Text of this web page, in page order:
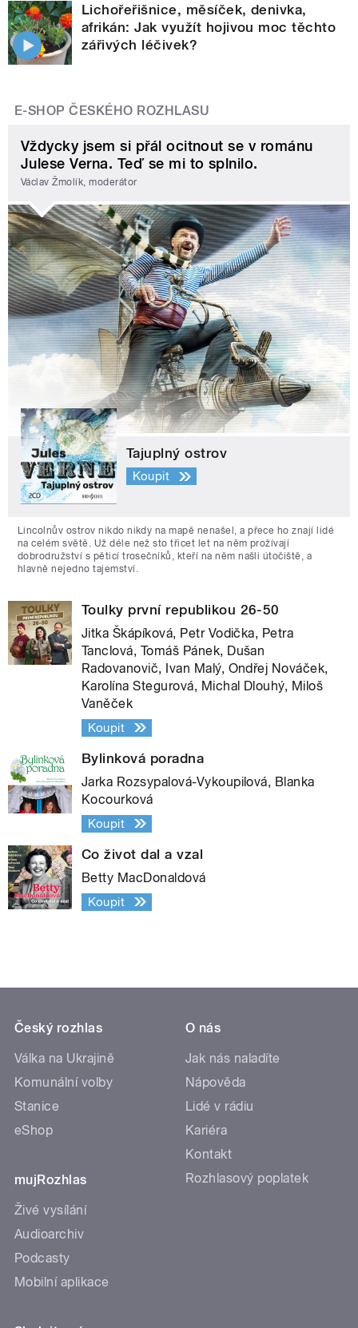
Lichořeřišnice, měsíček, denivka,
afrikán: Jak využít hojivou moc těchto
zářivých léčivek?
E-SHOP ČESKÉHO ROZHLASU
Vždycky jsem si přál ocitnout se v románu
Julese Verna. Teď se mi to splnilo.
Václav Žmolík, moderátor
Tajuplný ostrov
Koupit
Lincolnův ostrov nikdo nikdy na mapě nenašel, a přece ho znají lidé
na celém světě. Už déle než sto třicet let na něm prožívají
dobrodružství s pěticí trosečníků, kteří na něm našli útočiště, a
hlavně nejedno tajemství.
Toulky první republikou 26-50
Jitka Škápíková, Petr Vodička, Petra
Tanclová, Tomáš Pánek, Dušan
Radovanovič, Ivan Malý, Ondřej Nováček,
Karolína Stegurová, Michal Dlouhý, Miloš
Vaněček
Koupit
Bylinková poradna
Jarka Rozsypalová-Vykoupilová, Blanka
Kocourková
Koupit
Co život dal a vzal
Betty MacDonaldová
Koupit
Český rozhlas
Válka na Ukrajině
Komunální volby
Stanice
eShop
mujRozhlas
Živé vysílání
Audioarchiv
Podcasty
Mobilní aplikace
O nás
Jak nás naladíte
Nápověda
Lidé v rádiu
Kariéra
Kontakt
Rozhlasový poplatek